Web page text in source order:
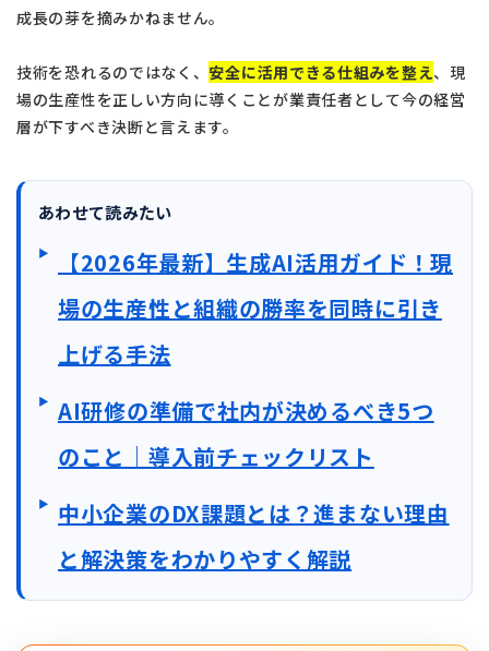
成長の芽を摘みかねません。
技術を恐れるのではなく、 安全に活用できる仕組みを整え、現
場の生産性を正しい方向に導くことが業責任者として今の経営
層が下すべき決断と言えます。
あわせて読みたい
【2026年最新】生成AI活用ガイド！現
場の生産性と組織の勝率を同時に引き
上げる手法
AI研修の準備で社内が決めるべき5つ
のこと｜導入前チェックリスト
中小企業のDX課題とは？進まない理由
と解決策をわかりやすく解説